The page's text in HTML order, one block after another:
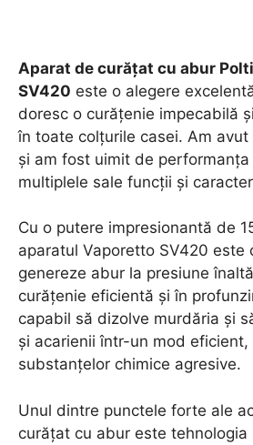
Aparat de curățat cu abur
SV420 este o alegere
doresc o curățenie impecabilă
în toate colțurile casei. Am
și am fost uimit de
multiplele sale funcții și
Cu o putere impresionantă de
aparatul Vaporetto SV420 este
genereze abur la presiune
curățenie eficientă și în
capabil să dizolve murdăria și
și acarienii într-un mod
substanțelor chimice agresive.
Unul dintre punctele forte ale
curățat cu abur este tehnologia